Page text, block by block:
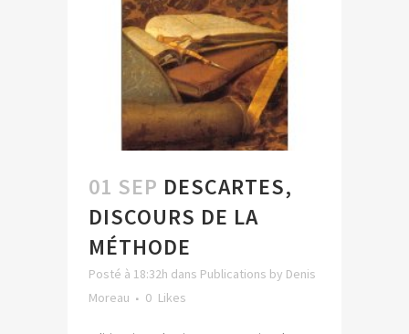
01 SEP DESCARTES,
DISCOURS DE LA
MÉTHODE
Posté à 18:32h dans Publications by Denis
Moreau
0 Likes